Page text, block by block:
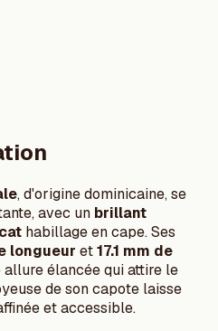
, d'origine dominicaine, se
avec un brillant
habillage en cape. Ses
longueur et17.1 mm de
allure élancée qui attire le
de son capote laisse
et accessible.